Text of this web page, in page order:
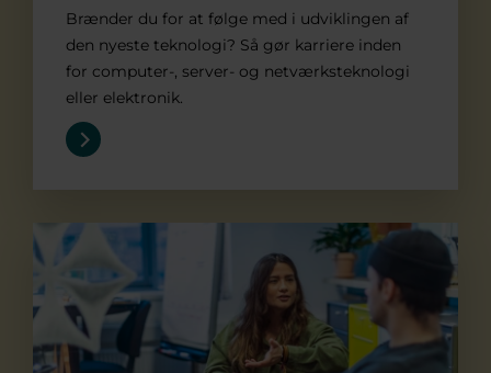
Brænder du for at følge med i udviklingen af
den nyeste teknologi? Så gør karriere inden
for computer-, server- og netværksteknologi
eller elektronik.
Multimediedesigner